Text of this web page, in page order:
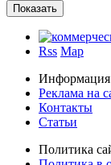
Rss Map
Информация
Реклама на
Контакты
Статьи
Политика